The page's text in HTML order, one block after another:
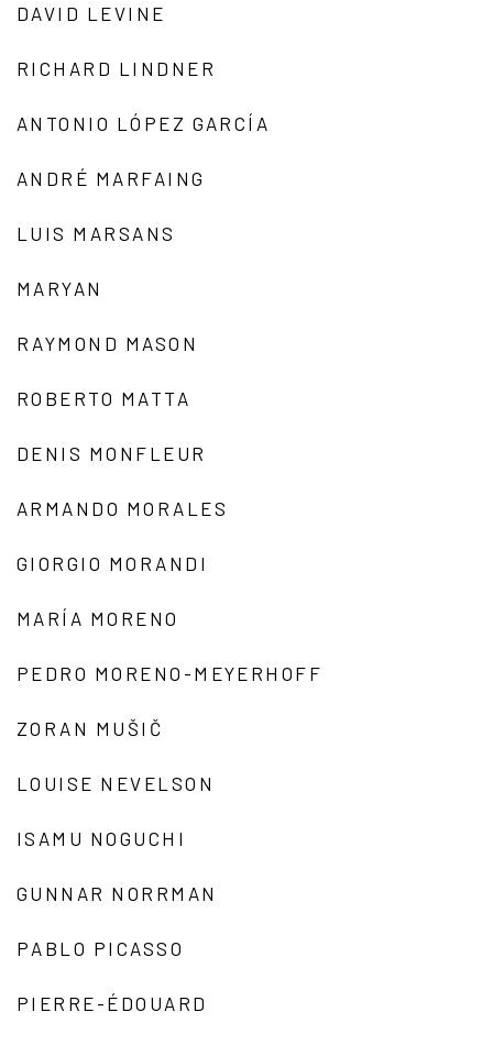
DAVID LEVINE
RICHARD LINDNER
ANTONIO LÓPEZ GARCÍA
ANDRÉ MARFAING
LUIS MARSANS
MARYAN
RAYMOND MASON
ROBERTO MATTA
DENIS MONFLEUR
ARMANDO MORALES
GIORGIO MORANDI
MARÍA MORENO
PEDRO MORENO-MEYERHOFF
ZORAN MUŠIČ
LOUISE NEVELSON
ISAMU NOGUCHI
GUNNAR NORRMAN
PABLO PICASSO
PIERRE-ÉDOUARD